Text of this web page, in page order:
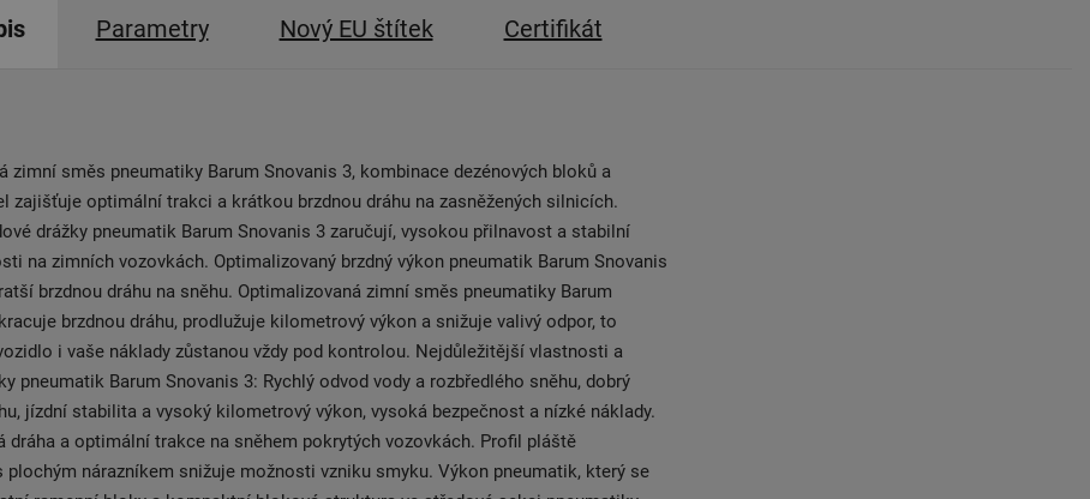
Parametry Nový EU štítek Certifikát
zimní směs pneumatiky Barum Snovanis 3, kombinace dezénových bloků a
zajišťuje optimální trakci a krátkou brzdnou dráhu na zasněžených silnicích.
drážky pneumatik Barum Snovanis 3 zaručují, vysokou přilnavost a stabilní
na zimních vozovkách. Optimalizovaný brzdný výkon pneumatik Barum Snovanis
brzdnou dráhu na sněhu. Optimalizovaná zimní směs pneumatiky Barum
brzdnou dráhu, prodlužuje kilometrový výkon a snižuje valivý odpor, to
i vaše náklady zůstanou vždy pod kontrolou. Nejdůležitější vlastnosti a
pneumatik Barum Snovanis 3: Rychlý odvod vody a rozbředlého sněhu, dobrý
jízdní stabilita a vysoký kilometrový výkon, vysoká bezpečnost a nízké náklady.
dráha a optimální trakce na sněhem pokrytých vozovkách. Profil pláště
plochým nárazníkem snižuje možnosti vzniku smyku. Výkon pneumatik, který se